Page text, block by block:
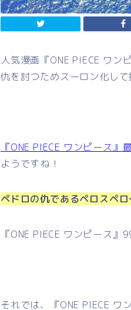
人気漫画『ONE PIECE ワン
仇を討つためスーロン化して
『ONE PIECE ワンピース』
ようですね！
ペドロの仇であるペロスペ
『ONE PIECE ワンピース
それでは、『ONE PIECE ワ